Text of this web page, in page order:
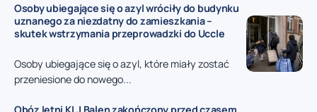
Osoby ubiegające się o azyl wróciły do budynku
uznanego za niezdatny do zamieszkania –
skutek wstrzymania przeprowadzki do Uccle
Osoby ubiegające się o azyl, które miały zostać
przeniesione do nowego...